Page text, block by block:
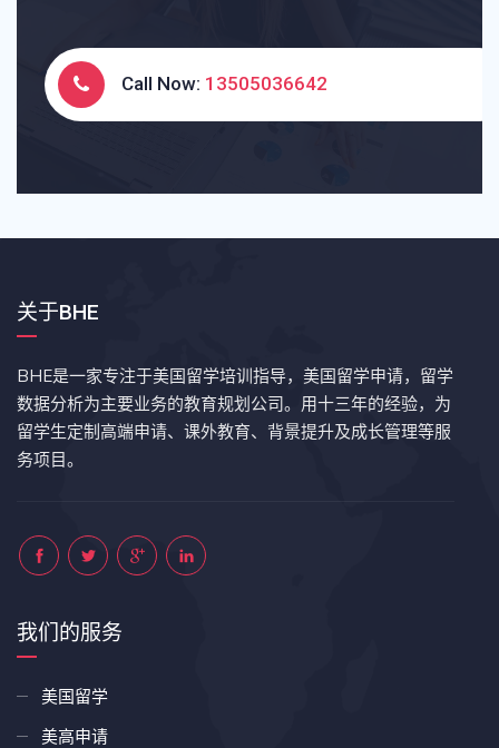
Call Now: 13505036642
关于BHE
BHE是一家专注于美国留学培训指导，美国留学申请，留学
数据分析为主要业务的教育规划公司。用十三年的经验，为
留学生定制高端申请、课外教育、背景提升及成长管理等服
务项目。
我们的服务
美国留学
美高申请